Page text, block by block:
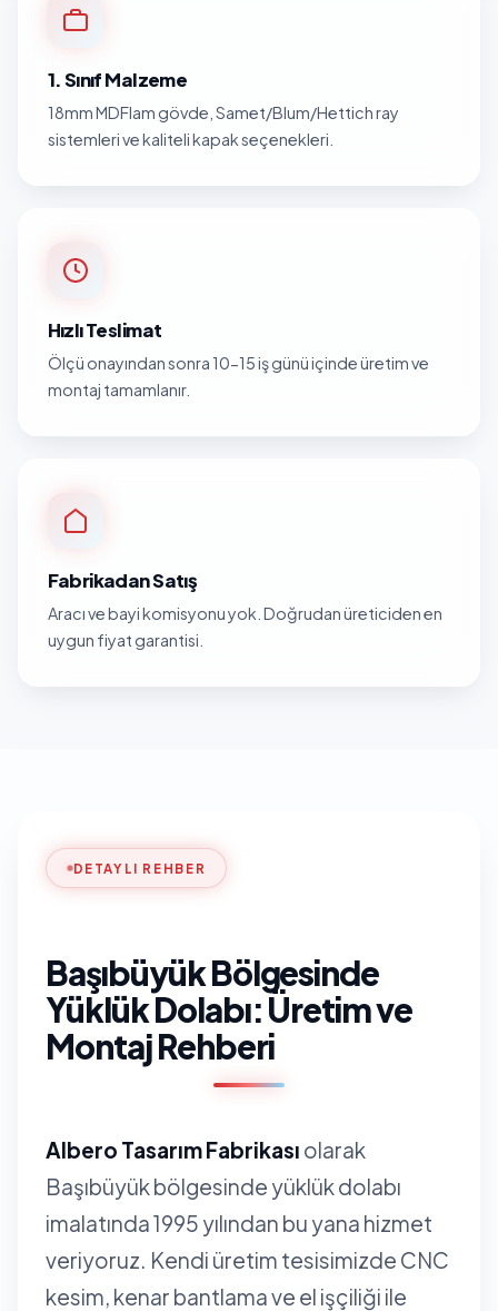
1. Sınıf Malzeme
18mm MDFlam gövde, Samet/Blum/Hettich ray
sistemleri ve kaliteli kapak seçenekleri.
Hızlı Teslimat
Ölçü onayından sonra 10-15 iş günü içinde üretim ve
montaj tamamlanır.
Fabrikadan Satış
Aracı ve bayi komisyonu yok. Doğrudan üreticiden en
uygun fiyat garantisi.
DETAYLI REHBER
Başıbüyük Bölgesinde
Yüklük Dolabı: Üretim ve
Montaj Rehberi
Albero Tasarım Fabrikası olarak
Başıbüyük bölgesinde yüklük dolabı
imalatında 1995 yılından bu yana hizmet
veriyoruz. Kendi üretim tesisimizde CNC
kesim, kenar bantlama ve el işçiliği ile